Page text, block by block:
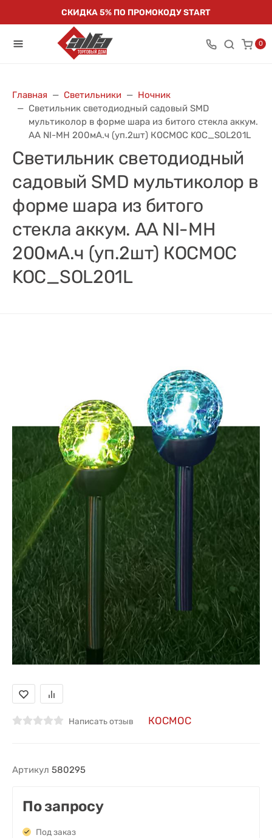
СКИДКА 5% ПО ПРОМОКОДУ START
0
Главная Светильники
Ночник
Светильник светодиодный садовый SMD
мультиколор в форме шара из битого стекла аккум.
AA NI-MH 200мА.ч (уп.2шт) КОСМОС KOC_SOL201L
Светильник светодиодный
садовый SMD мультиколор в
форме шара из битого
стекла аккум. AA NI-MH
200мА.ч (уп.2шт) КОСМОС
KOC_SOL201L
Написать отзыв КОСМОС
Артикул 580295
По запросу
Под заказ